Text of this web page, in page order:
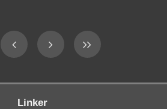
Linker